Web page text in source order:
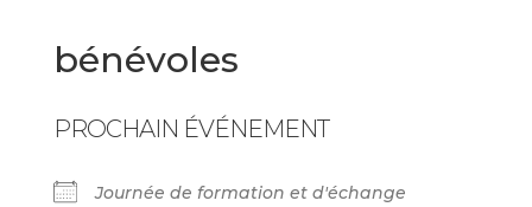
bénévoles
PROCHAIN ÉVÉNEMENT
Journée de formation et d'échange